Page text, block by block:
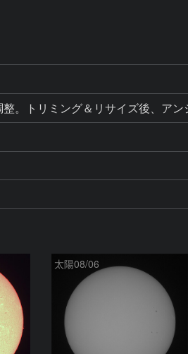
太陽08/06